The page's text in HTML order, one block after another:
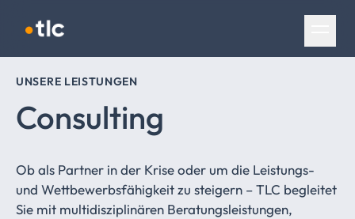
Navigation überspringen
UNSERE LEISTUNGEN
Consulting
Ob als Partner in der Krise oder um die Leistungs-
und Wettbewerbsfähigkeit zu steigern – TLC begleitet
Sie mit multidisziplinären Beratungsleistungen,